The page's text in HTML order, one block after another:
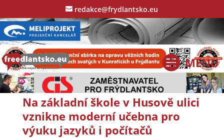
redakce@frydlantsko.eu
Na základní škole v Husově ulici
vznikne moderní učebna pro
výuku jazyků i počítačů